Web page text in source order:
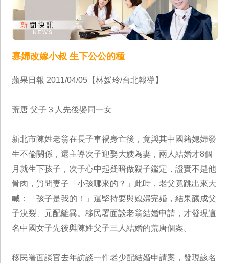
寡婦改嫁小叔 生下公公的種
蘋果日報 2011/04/05【林媛玲/台北報導】
荒唐 父子３人先後娶同一女
新北市陳姓老翁在長子車禍身亡後，竟與其中國籍媳婦發
生不倫關係，還主導次子迎娶大嫂為妻，兩人結婚才8個
月就生下孩子，次子心中起疑暗做親子鑑定，證實不是他
骨肉，質問妻子「小孩哪來的？」此時，老父竟跳出來大
喊：「孩子是我的！」還堅持要與媳婦完婚，結果釀成父
子決裂、元配離異。移民署面談老翁結婚申請，才發現這
名中國女子先後與陳姓父子三人結婚的荒唐個案。
移民署面談官去年訪談一件老少配結婚申請案，發現該名